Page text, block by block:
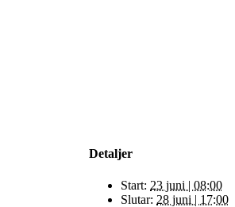
Detaljer
Start: 23 juni | 08:00
Slutar: 28 juni | 17:00